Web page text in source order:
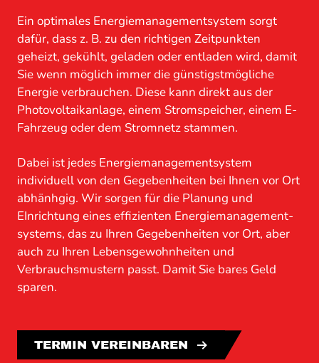
Ein optimales Energie­management­system sorgt
dafür, dass z. B. zu den richtigen Zeitpunkten
geheizt, gekühlt, geladen oder entladen wird, damit
Sie wenn möglich immer die günstigstmögliche
Energie verbrauchen. Diese kann direkt aus der
Photovoltaikanlage, einem Stromspeicher, einem E-
Fahrzeug oder dem Stromnetz stammen.
Dabei ist jedes Energie­management­system
individuell von den Gegebenheiten bei Ihnen vor Ort
abhänhgig. Wir sorgen für die Planung und
EInrichtung eines effizienten Energie­management­
systems, das zu Ihren Gegebenheiten vor Ort, aber
auch zu Ihren Lebensgewohnheiten und
Verbrauchsmustern passt. Damit Sie bares Geld
sparen.
TERMIN VEREINBAREN